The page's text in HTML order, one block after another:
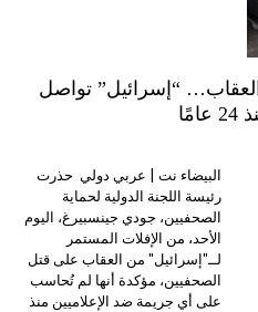
“إسرائيل” تواصل
البيضاء نت | عربي دولي حذرت
رئيسة اللجنة الدولية لحماية
الصحفيين، جودي جينسبيرغ، اليوم
الأحد، من الإفلات المستمر
لــ"إسرائيل" من العقاب على قتل
الصحفيين، مؤكدة أنها لم تُحاسب
على أي جريمة ضد الإعلاميين منذ